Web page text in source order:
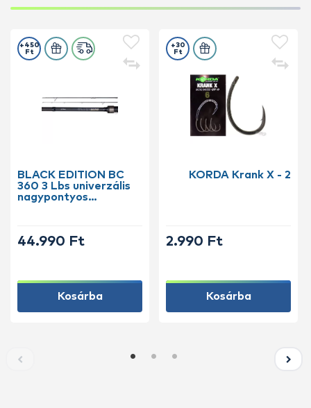
BLACK EDITION BC
360 3 Lbs univerzális
nagypontyos
+450
Ft
44.990 Ft
Kosárba
KORDA Krank X - 2
+30
Ft
2.990 Ft
Kosárba